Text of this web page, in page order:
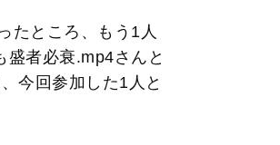
たところ、もう1人
盛者必衰.mp4さんと
今回参加した1人と